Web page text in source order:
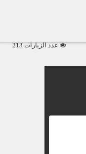
عدد الزيارات 213